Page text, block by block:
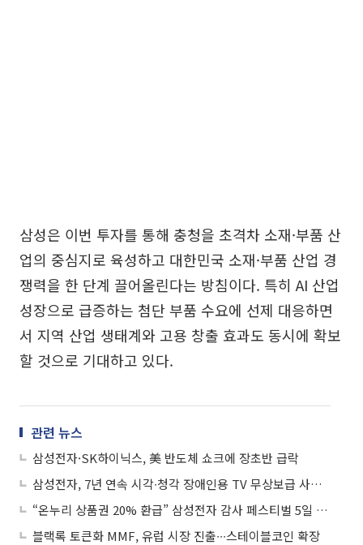
삼성은 이번 투자를 통해 충청을 초격차 소재·부품 산
업의 중심지로 육성하고 대한민국 소재·부품 산업 경
쟁력을 한 단계 끌어올린다는 방침이다. 특히 AI 산업
성장으로 급증하는 첨단 부품 수요에 선제 대응하면
서 지역 산업 생태계와 고용 창출 효과도 동시에 확보
할 것으로 기대하고 있다.
관련 뉴스
삼성전자·SK하이닉스, 美 반도체 쇼크에 장초반 급락
삼성전자, 7년 연속 시각∙청각 장애인용 TV 무상보급 사업 공급자로 선정
“온누리 상품권 20% 환급” 삼성전자 감사 페스티벌 5일 종료
블랙록 토큰화 MMF, 유럽 시장 진출∙∙∙스테이블코인 확장